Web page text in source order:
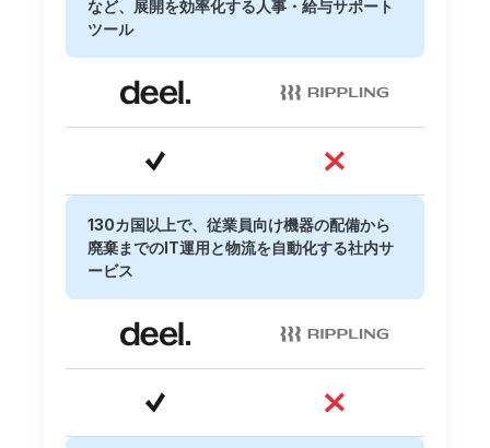
など、展開を効率化する人事・給与サポート
ツール
130カ国以上で、従業員向け機器の配備から
廃棄までのIT運用と物流を自動化する社内サ
ービス